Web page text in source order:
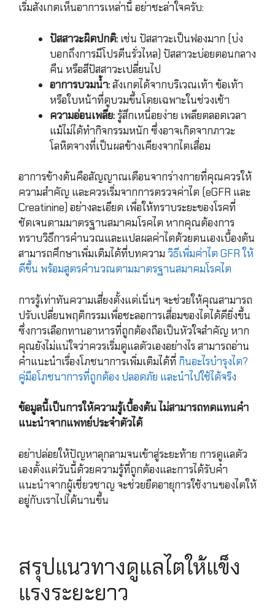
เริ่มสังเกตเห็นอาการเหล่านี้ อย่าชะล่าใจครับ:
ปัสสาวะผิดปกติ: เช่น ปัสสาวะเป็นฟองมาก (บ่ง
บอกถึงการมีโปรตีนรั่วไหล) ปัสสาวะบ่อยตอนกลาง
คืน หรือสีปัสสาวะเปลี่ยนไป
อาการบวมน้ำ:สังเกตได้จากบริเวณเท้า ข้อเท้า
หรือใบหน้าที่ดูบวมขึ้นโดยเฉพาะในช่วงเช้า
ความอ่อนเพลีย:รู้สึกเหนื่อยง่าย เพลียตลอดเวลา
แม้ไม่ได้ทำกิจกรรมหนัก ซึ่งอาจเกิดจากภาวะ
โลหิตจางที่เป็นผลข้างเคียงจากไตเสื่อม
อาการข้างต้นคือสัญญาณเตือนจากร่างกายที่คุณควรให้
ความสำคัญ และควรเริ่มจากการตรวจค่าไต (eGFR และ
Creatinine) อย่างละเอียด เพื่อให้ทราบระยะของโรคที่
ชัดเจนตามมาตรฐานสมาคมโรคไต หากคุณต้องการ
ทราบวิธีการคำนวณและแปลผลค่าไตด้วยตนเองเบื้องต้น
สามารถศึกษาเพิ่มเติมได้ที่บทความ วิธีเพิ่มค่าไต GFR ให้
ดีขึ้น พร้อมสูตรคำนวณตามมาตรฐานสมาคมโรคไต
การรู้เท่าทันความเสี่ยงตั้งแต่เนิ่นๆ จะช่วยให้คุณสามารถ
ปรับเปลี่ยนพฤติกรรมเพื่อชะลอการเสื่อมของไตได้ดียิ่งขึ้น
ซึ่งการเลือกทานอาหารที่ถูกต้องถือเป็นหัวใจสำคัญ หาก
คุณยังไม่แน่ใจว่าควรเริ่มดูแลตัวเองอย่างไร สามารถอ่าน
คำแนะนำเรื่องโภชนาการเพิ่มเติมได้ที่ กินอะไรบำรุงไต?
คู่มือโภชนาการที่ถูกต้อง ปลอดภัย และนำไปใช้ได้จริง
ข้อมูลนี้เป็นการให้ความรู้เบื้องต้น ไม่สามารถทดแทนคำ
แนะนำจากแพทย์ประจำตัวได้
อย่าปล่อยให้ปัญหาลุกลามจนเข้าสู่ระยะท้าย การดูแลตัว
เองตั้งแต่วันนี้ด้วยความรู้ที่ถูกต้องและการได้รับคำ
แนะนำจากผู้เชี่ยวชาญ จะช่วยยืดอายุการใช้งานของไตให้
อยู่กับเราไปได้นานขึ้น
สรุปแนวทางดูแลไตให้แข็ง
แรงระยะยาว